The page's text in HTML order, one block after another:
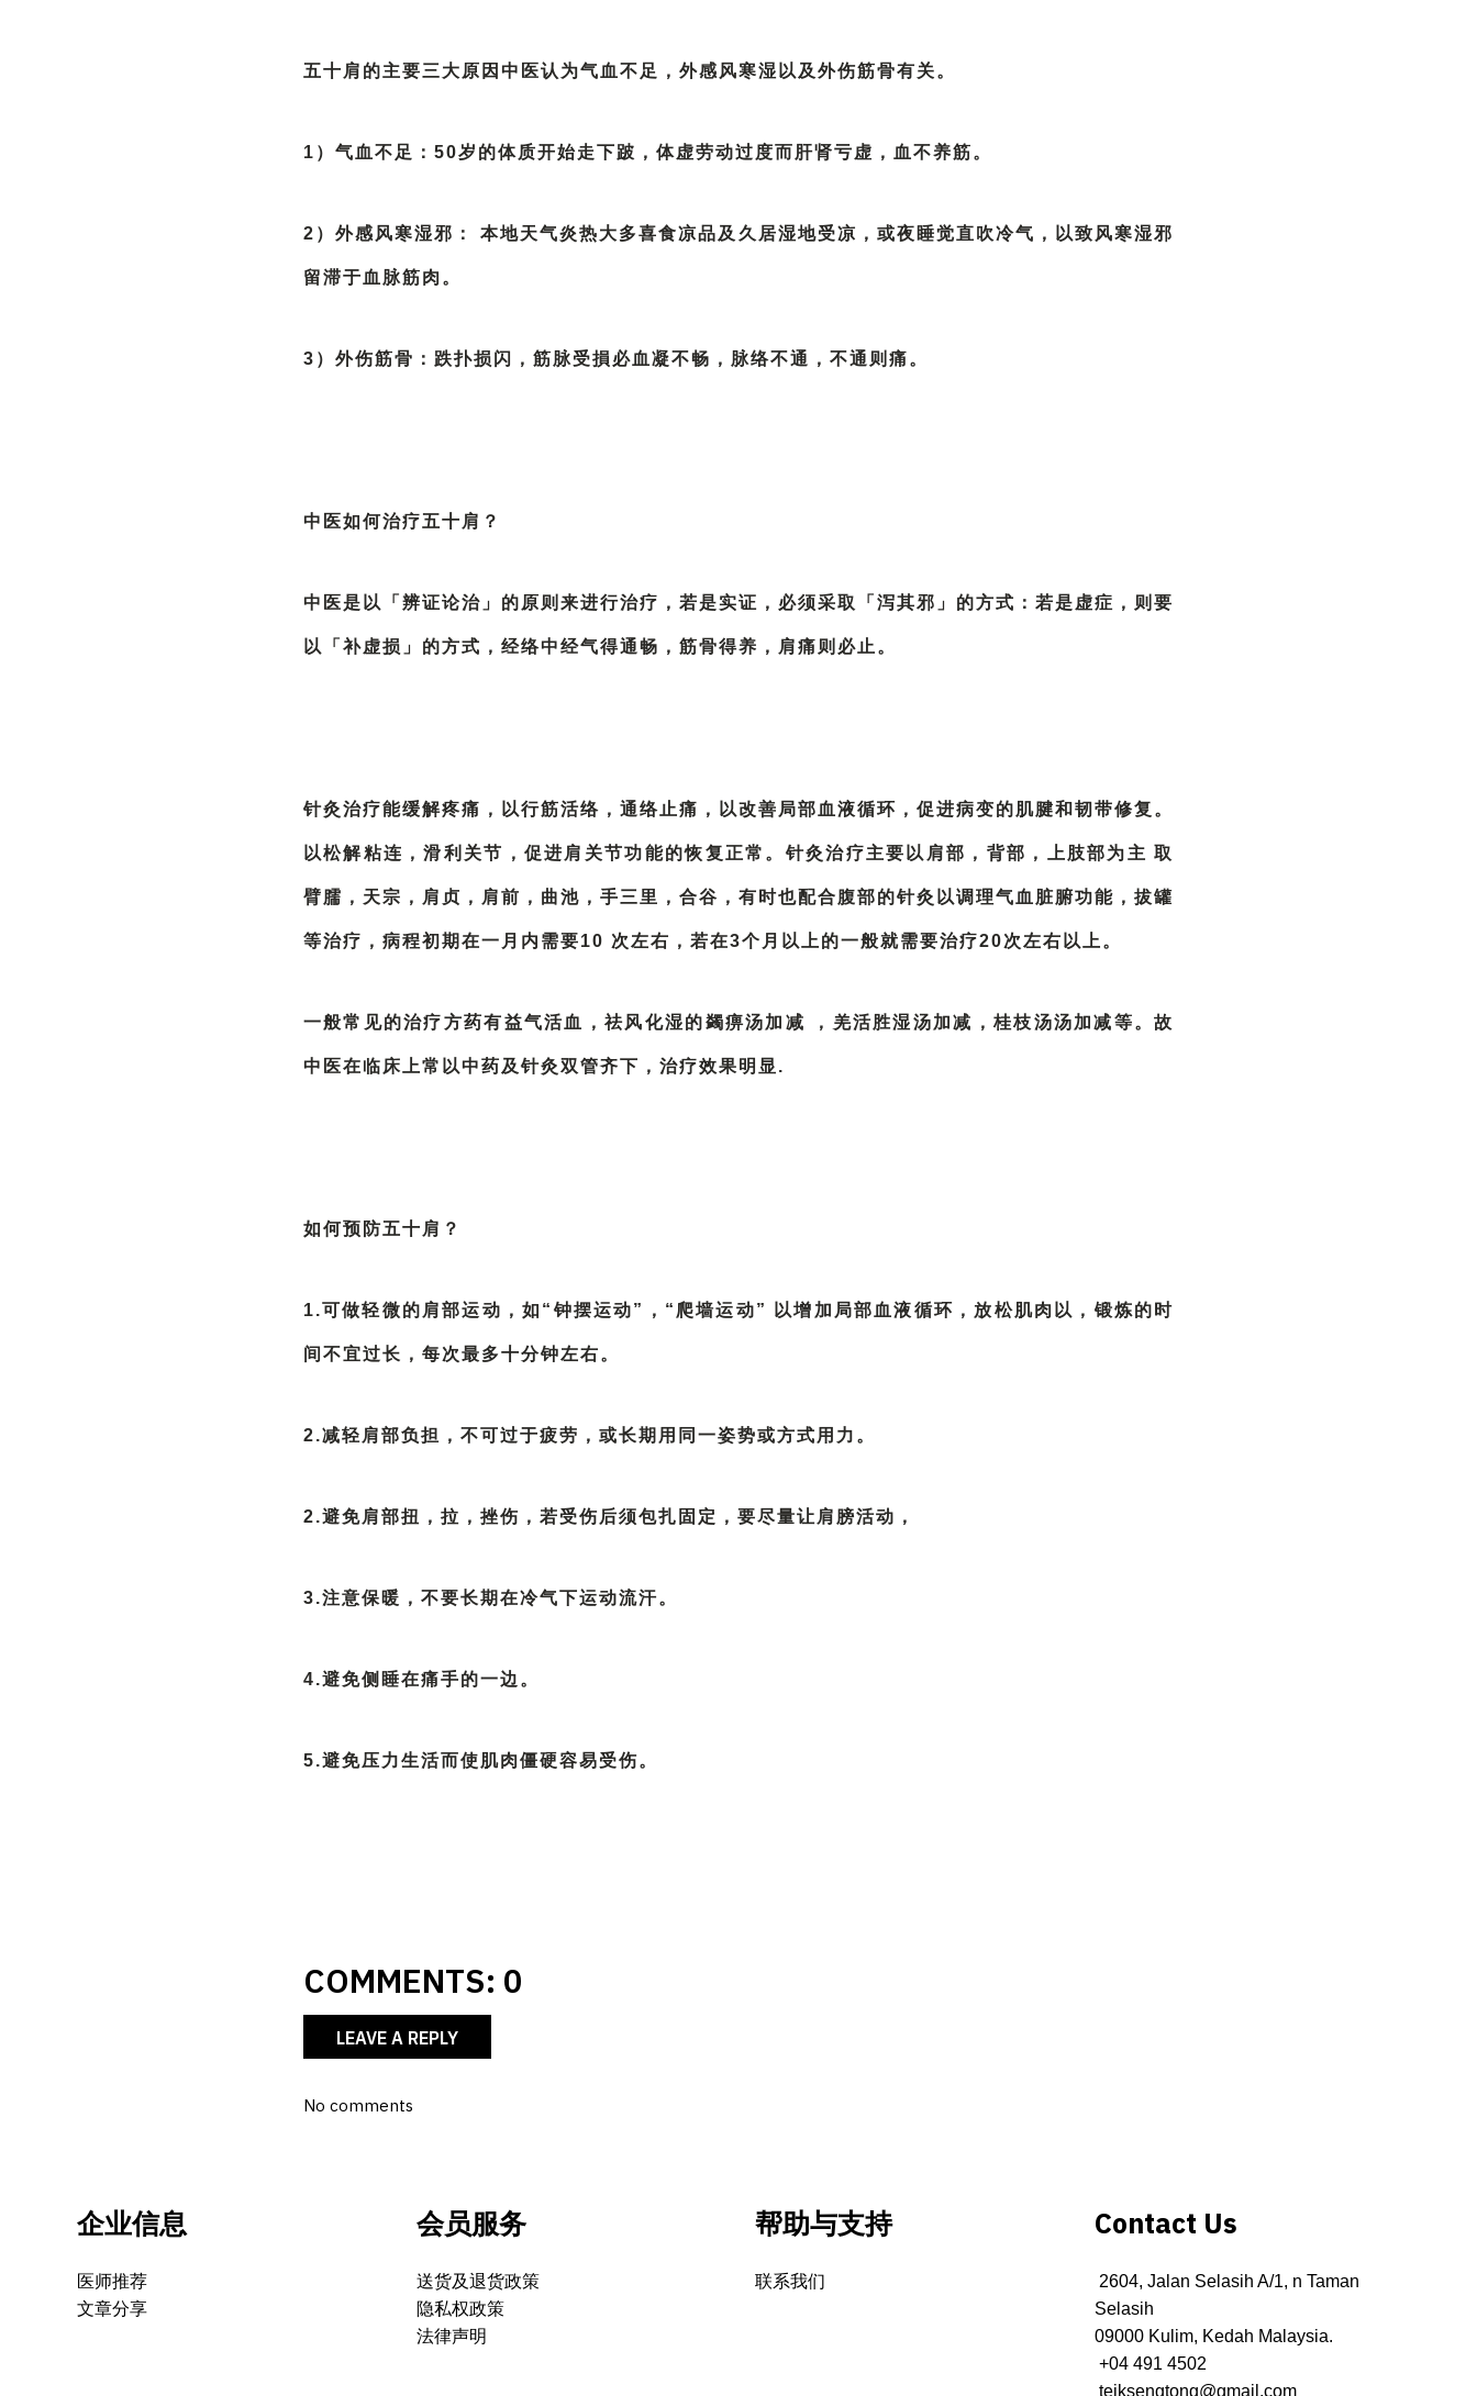
五十肩的主要三大原因中医认为气血不足，外感风寒湿以及外伤筋骨有关。
1）气血不足：50岁的体质开始走下跛，体虚劳动过度而肝肾亏虚，血不养筋。
2）外感风寒湿邪： 本地天气炎热大多喜食凉品及久居湿地受凉，或夜睡觉直吹冷气，以致风寒湿邪
留滞于血脉筋肉。
3）外伤筋骨：跌扑损闪，筋脉受損必血凝不畅，脉络不通，不通则痛。
中医如何治疗五十肩？
中医是以「辨证论治」的原则来进行治疗，若是实证，必须采取「泻其邪」的方式：若是虚症，则要
以「补虚损」的方式，经络中经气得通畅，筋骨得养，肩痛则必止。
针灸治疗能缓解疼痛，以行筋活络，通络止痛，以改善局部血液循环，促进病变的肌腱和韧带修复。
以松解粘连，滑利关节，促进肩关节功能的恢复正常。针灸治疗主要以肩部，背部，上肢部为主 取
臂臑，天宗，肩贞，肩前，曲池，手三里，合谷，有时也配合腹部的针灸以调理气血脏腑功能，拔罐
等治疗，病程初期在一月内需要10 次左右，若在3个月以上的一般就需要治疗20次左右以上。
一般常见的治疗方药有益气活血，祛风化湿的蠲痹汤加减 ，羌活胜湿汤加减，桂枝汤汤加减等。故
中医在临床上常以中药及针灸双管齐下，治疗效果明显.
如何预防五十肩？
1.可做轻微的肩部运动，如“钟摆运动”，“爬墙运动” 以增加局部血液循环，放松肌肉以，锻炼的时
间不宜过长，每次最多十分钟左右。
2.减轻肩部负担，不可过于疲劳，或长期用同一姿势或方式用力。
2.避免肩部扭，拉，挫伤，若受伤后须包扎固定，要尽量让肩膀活动，
3.注意保暖，不要长期在冷气下运动流汗。
4.避免侧睡在痛手的一边。
5.避免压力生活而使肌肉僵硬容易受伤。
COMMENTS: 0
LEAVE A REPLY
No comments
企业信息
医师推荐
文章分享
会员服务
送货及退货政策
隐私权政策
法律声明
帮助与支持
联系我们
Contact Us
2604, Jalan Selasih A/1, n Taman
Selasih
09000 Kulim, Kedah Malaysia.
+04 491 4502
teiksengtong@gmail.com